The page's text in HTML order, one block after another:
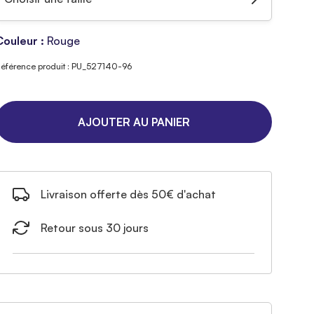
: Rouge
produit : PU_527140-96
AJOUTER AU PANIER
Livraison offerte dès 50€ d'achat
Retour sous 30 jours